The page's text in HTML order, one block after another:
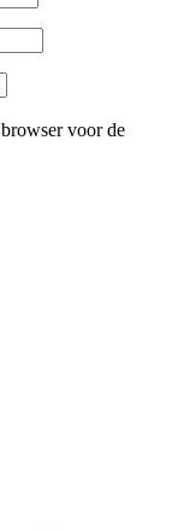
voor de